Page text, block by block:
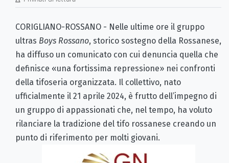
CORIGLIANO-ROSSANO - Nelle ultime ore il gruppo
ultras Boys Rossano, storico sostegno della Rossanese,
ha diffuso un comunicato con cui denuncia quella che
definisce «una fortissima repressione» nei confronti
della tifoseria organizzata. Il collettivo, nato
ufficialmente il 21 aprile 2024, è frutto dell’impegno di
un gruppo di appassionati che, nel tempo, ha voluto
rilanciare la tradizione del tifo rossanese creando un
punto di riferimento per molti giovani.